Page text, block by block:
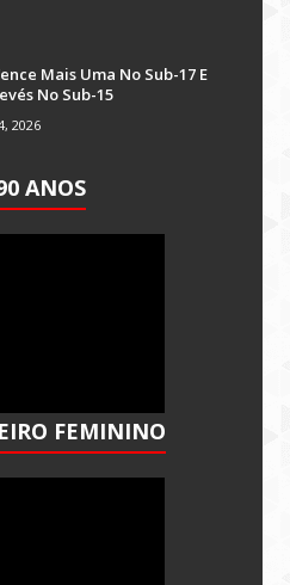
Mais Uma No Sub-17 E
No Sub-15
2026
ANOS
FEMININO